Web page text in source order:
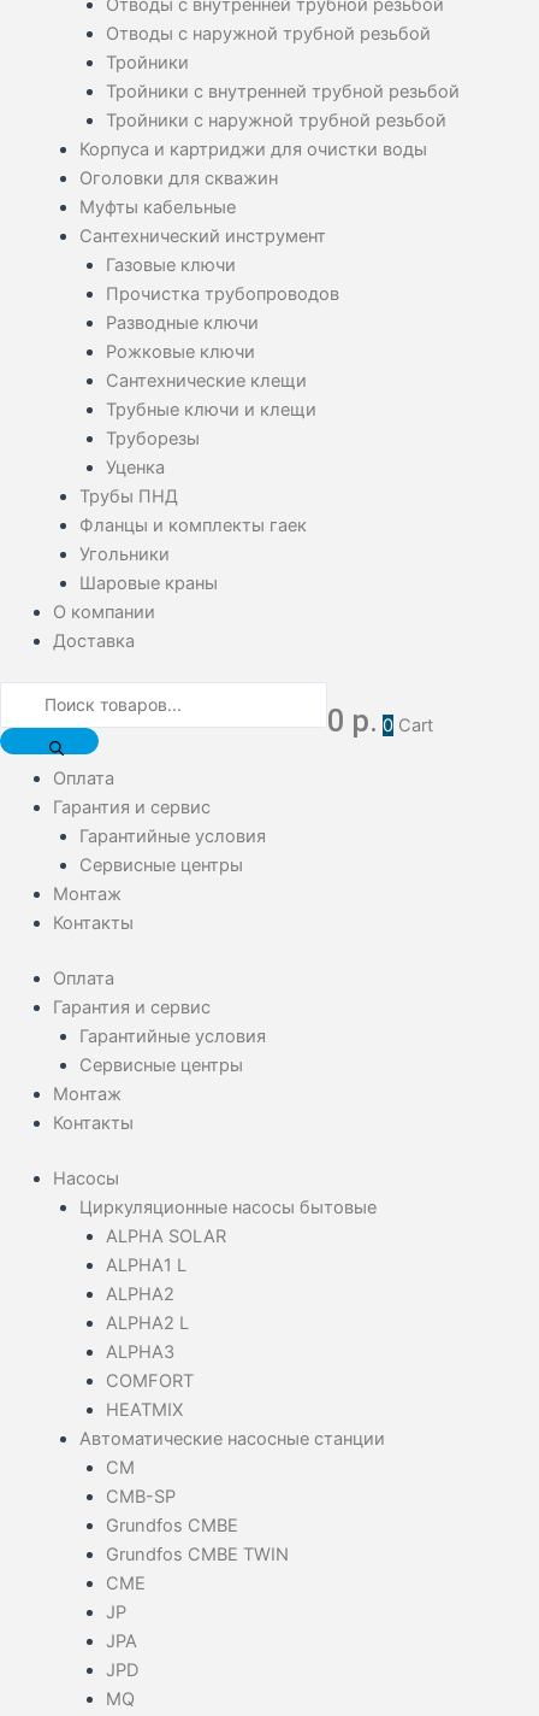
Отводы с внутренней трубной резьбой
Отводы с наружной трубной резьбой
Тройники
Тройники с внутренней трубной резьбой
Тройники с наружной трубной резьбой
Корпуса и картриджи для очистки воды
Оголовки для скважин
Муфты кабельные
Сантехнический инструмент
Газовые ключи
Прочистка трубопроводов
Разводные ключи
Рожковые ключи
Сантехнические клещи
Трубные ключи и клещи
Труборезы
Уценка
Трубы ПНД
Фланцы и комплекты гаек
Угольники
Шаровые краны
О компании
Доставка
0 р. 0 Cart
Оплата
Гарантия и сервис
Гарантийные условия
Сервисные центры
Монтаж
Контакты
Оплата
Гарантия и сервис
Гарантийные условия
Сервисные центры
Монтаж
Контакты
Насосы
Циркуляционные насосы бытовые
ALPHA SOLAR
ALPHA1 L
ALPHA2
ALPHA2 L
ALPHA3
COMFORT
HEATMIX
Автоматические насосные станции
CM
CMB-SP
Grundfos CMBE
Grundfos CMBE TWIN
CME
JP
JPA
JPD
MQ